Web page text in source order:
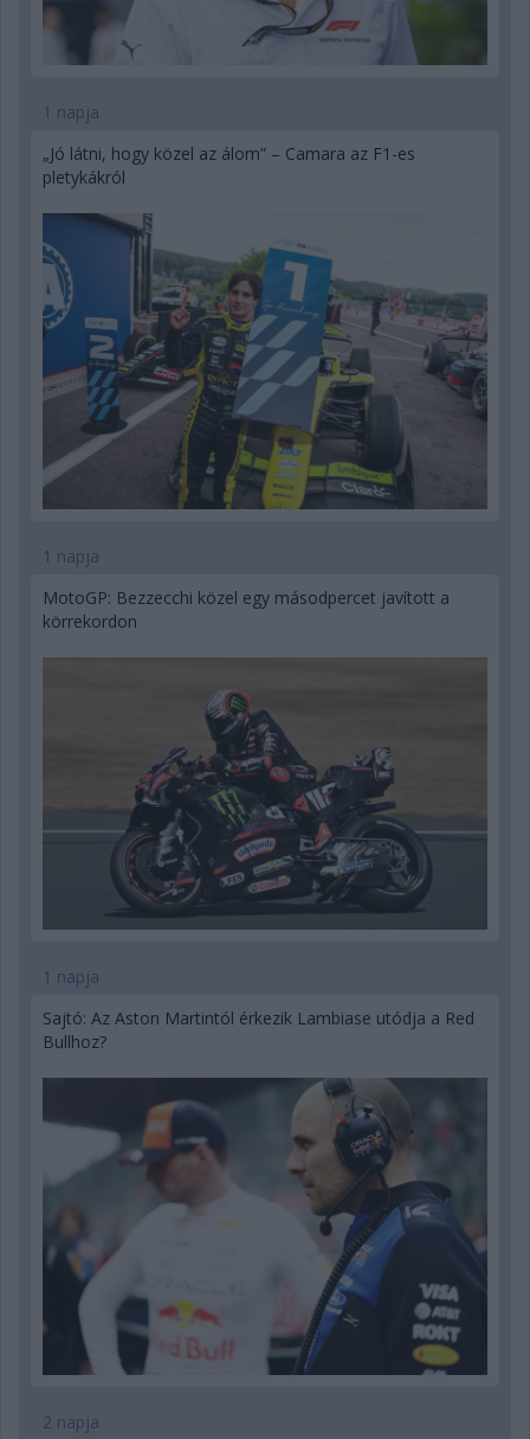
1 napja
„Jó látni, hogy közel az álom” – Camara az F1-es
pletykákról
1 napja
MotoGP: Bezzecchi közel egy másodpercet javított a
körrekordon
1 napja
Sajtó: Az Aston Martintól érkezik Lambiase utódja a Red
Bullhoz?
2 napja